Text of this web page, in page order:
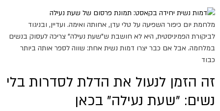
מלחמת יום כיפור השפיעה על טלי עדן, אחותה ואימה. ועדיין, ובניגוד
לביקורת הפמיניסטית, היא לא חושבת ש"שעת נעילה" צריכה לעסוק בנשים
במלחמה. אבל אם כבר יצרו דמות נשית אחת: שווה לספר אותה ביותר
כבוד
זה הזמן לנעול את הדלת לסדרות בלי
נשים: "שעת נעילה" בכאן